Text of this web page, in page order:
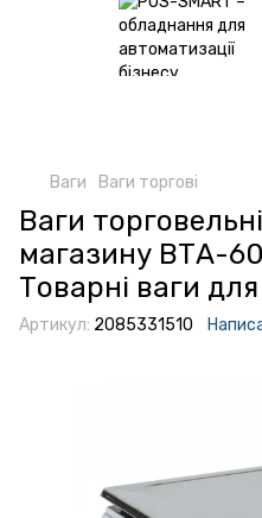
Ваги Ваги торгові
Ваги
магазину ВТА-
Товарні ваги для
Артикул: 2085331510